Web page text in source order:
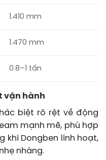
1.410 mm
1.470 mm
0.8–1 tấn
vận hành
biệt rõ rệt về động
mạnh mẽ, phù hợp
khi Dongben linh hoạt,
nhàng.